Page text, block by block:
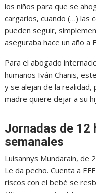
los niños para que se
cargarlos, cuando (…) las
pueden seguir,
aseguraba hace un año a
Para el abogado
humanos Iván Chanis,
y se alejan de la realidad,
madre quiere dejar a su
Jornadas de 12
semanales
Luisannys Mundaraín, de
Le da pecho. Cuenta a
riscos con el bebé se